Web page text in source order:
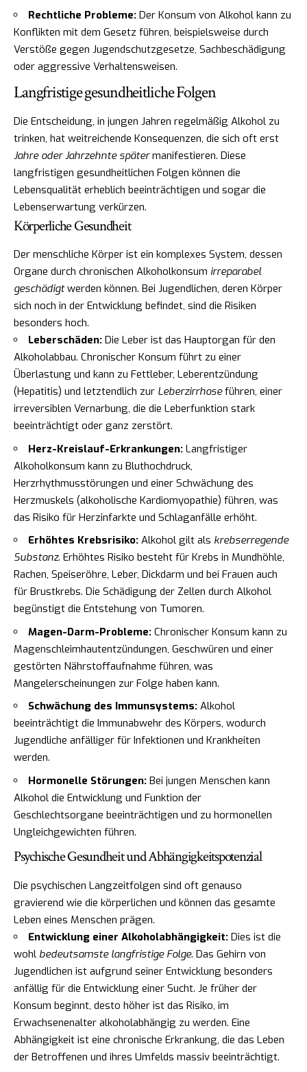
Rechtliche Probleme: Der Konsum von Alkohol kann zu
Konflikten mit dem Gesetz führen, beispielsweise durch
Verstöße gegen Jugendschutzgesetze, Sachbeschädigung
oder aggressive Verhaltensweisen.
Langfristige gesundheitliche Folgen
Die Entscheidung, in jungen Jahren regelmäßig Alkohol zu
trinken, hat weitreichende Konsequenzen, die sich oft erst
Jahre oder Jahrzehnte spätermanifestieren. Diese
langfristigen gesundheitlichen Folgen können die
Lebensqualität erheblich beeinträchtigen und sogar die
Lebenserwartung verkürzen.
Körperliche Gesundheit
Der menschliche Körper ist ein komplexes System, dessen
Organe durch chronischen Alkoholkonsum irreparabel
geschädigtwerden können. Bei Jugendlichen, deren Körper
sich noch in der Entwicklung befindet, sind die Risiken
besonders hoch.
Leberschäden: Die Leber ist das Hauptorgan für den
Alkoholabbau. Chronischer Konsum führt zu einer
Überlastung und kann zu Fettleber, Leberentzündung
(Hepatitis) und letztendlich zur Leberzirrhoseführen, einer
irreversiblen Vernarbung, die die Leberfunktion stark
beeinträchtigt oder ganz zerstört.
Herz-Kreislauf-Erkrankungen: Langfristiger
Alkoholkonsum kann zu Bluthochdruck,
Herzrhythmusstörungen und einer Schwächung des
Herzmuskels (alkoholische Kardiomyopathie) führen, was
das Risiko für Herzinfarkte und Schlaganfälle erhöht.
Erhöhtes Krebsrisiko: Alkohol gilt als krebserregende
Substanz. Erhöhtes Risiko besteht für Krebs in Mundhöhle,
Rachen, Speiseröhre, Leber, Dickdarm und bei Frauen auch
für Brustkrebs. Die Schädigung der Zellen durch Alkohol
begünstigt die Entstehung von Tumoren.
Magen-Darm-Probleme: Chronischer Konsum kann zu
Magenschleimhautentzündungen, Geschwüren und einer
gestörten Nährstoffaufnahme führen, was
Mangelerscheinungen zur Folge haben kann.
Schwächung des Immunsystems: Alkohol
beeinträchtigt die Immunabwehr des Körpers, wodurch
Jugendliche anfälliger für Infektionen und Krankheiten
werden.
Hormonelle Störungen: Bei jungen Menschen kann
Alkohol die Entwicklung und Funktion der
Geschlechtsorgane beeinträchtigen und zu hormonellen
Ungleichgewichten führen.
Psychische Gesundheit und Abhängigkeitspotenzial
Die psychischen Langzeitfolgen sind oft genauso
gravierend wie die körperlichen und können das gesamte
Leben eines Menschen prägen.
Entwicklung einer Alkoholabhängigkeit: Dies ist die
wohl bedeutsamste langfristige Folge. Das Gehirn von
Jugendlichen ist aufgrund seiner Entwicklung besonders
anfällig für die Entwicklung einer Sucht. Je früher der
Konsum beginnt, desto höher ist das Risiko, im
Erwachsenenalter alkoholabhängig zu werden. Eine
Abhängigkeit ist eine chronische Erkrankung, die das Leben
der Betroffenen und ihres Umfelds massiv beeinträchtigt.